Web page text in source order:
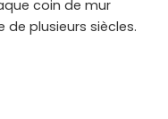
coin de mur
de plusieurs siècles.